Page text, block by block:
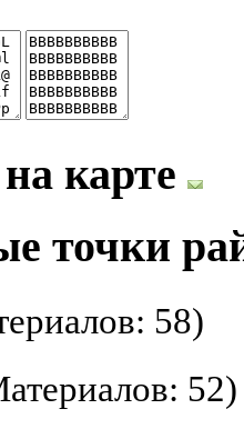
карте
точки
58)
52)